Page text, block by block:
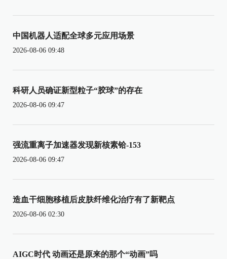
中国机器人适配全球多元应用场景
2026-08-06 09:48
科研人员确证新型粒子“胶球”的存在
2026-08-06 09:47
强流重离子加速器发现新核素铪-153
2026-08-06 09:47
造血干细胞移植后皮肤纤维化治疗有了新靶点
2026-08-06 02:30
AIGC时代 动画还是原来的那个“动画”吗